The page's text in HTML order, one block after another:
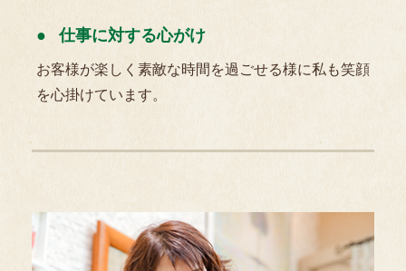
仕事に対する心がけ
お客様が楽しく素敵な時間を過ごせる様に私も笑顔
を心掛けています。